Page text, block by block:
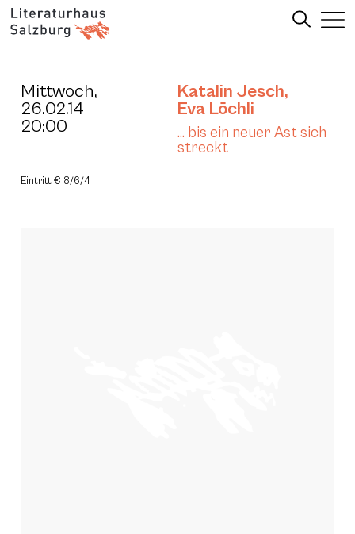
Mittwoch,
26.02.14
20:00
Katalin Jesch,
Eva Löchli
… bis ein neuer Ast sich
streckt
Eintritt € 8/6/4